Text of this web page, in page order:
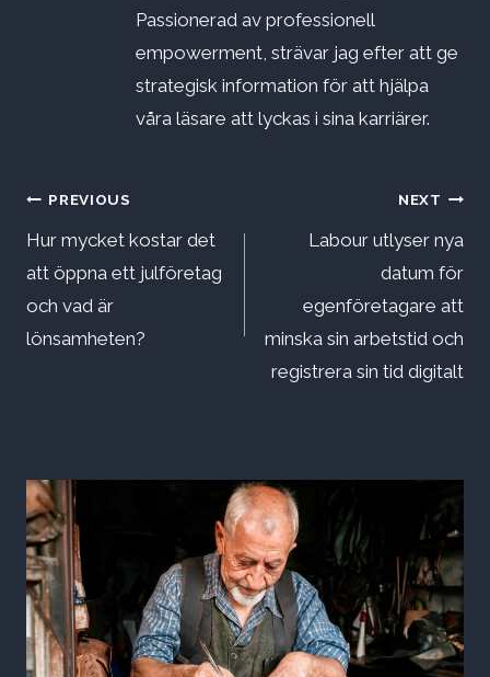
Passionerad av professionell
empowerment, strävar jag efter att ge
strategisk information för att hjälpa
våra läsare att lyckas i sina karriärer.
Inläggsnavigering
PREVIOUS
Hur mycket kostar det
att öppna ett julföretag
och vad är
lönsamheten?
NEXT
Labour utlyser nya
datum för
egenföretagare att
minska sin arbetstid och
registrera sin tid digitalt